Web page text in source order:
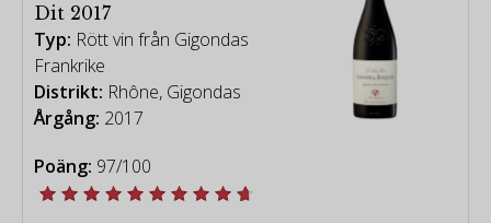
Dit 2017
Typ: Rött vin från Gigondas
Frankrike
Distrikt: Rhône, Gigondas
Årgång: 2017
Poäng: 97/100